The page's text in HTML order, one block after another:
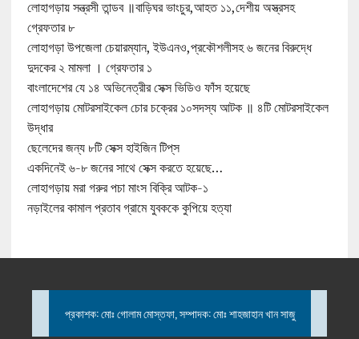
লোহাগড়ায় সন্ত্রসী তান্ডব ॥বাড়িঘর ভাংচুর,আহত ১১,দেশীয় অস্ত্রসহ
গ্রেফতার ৮
লোহাগড়া উপজেলা চেয়ারম্যান, ইউএনও,প্রকৌশলীসহ ৬ জনের বিরুদ্ধে
দুদকের ২ মামলা । গ্রেফতার ১
বাংলাদেশের যে ১৪ অভিনেত্রীর সেক্স ভিডিও ফাঁস হয়েছে
লোহাগড়ায় মোটরসাইকেল চোর চক্রের ১০সদস্য আটক ॥ ৪টি মোটরসাইকেল
উদ্ধার
ছেলেদের জন্য ৮টি সেক্স হাইজিন টিপ্‌স
একদিনেই ৬-৮ জনের সাথে সেক্স করতে হয়েছে…
লোহাগড়ায় মরা গরুর পচা মাংস বিক্রি আটক-১
নড়াইলের কামাল প্রতাব গ্রামে যুবককে কুপিয়ে হত্যা
প্রকাশক: মোঃ গোলাম মোস্তফা, সম্পাদক: মোঃ শাহজাহান খান সাজু